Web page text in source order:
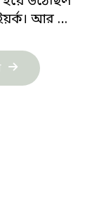
আর …
"কবি
শহীদ